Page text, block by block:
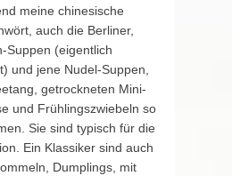
meine chinesische
auch die Berliner,
Suppen (eigentlich
und jene Nudel-Suppen,
getrockneten Mini-
und Frühlingszwiebeln so
Sie sind typisch für die
Ein Klassiker sind auch
Dumplings, mit